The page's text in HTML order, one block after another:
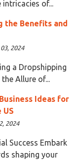
of...
the Benefits and
2024
a Dropshipping
Allure of...
Ideas for
2024
Success Embark
shaping your